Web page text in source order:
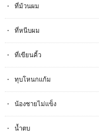
ที่ม้วนผม
ที่หนีบผม
ที่เขียนคิ้ว
ทุบโหนกแก้ม
น้องชายไม่แข็ง
น้ำตบ